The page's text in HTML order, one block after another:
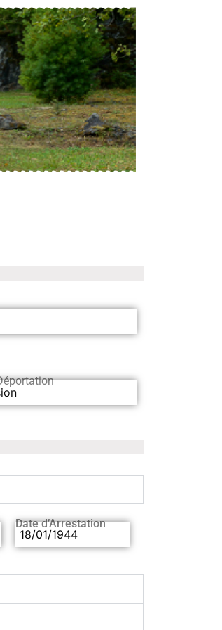
Date d’Arrestation
18/01/1944